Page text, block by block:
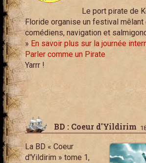
Le port pirate de
Floride organise un festival mêlant
comédiens, navigation et
» En savoir plus sur la journée
Parler comme un Pirate
Yarrr !
BD : Coeur d'Yildirim
La BD « Coeur
d'Yildirim » tome 1,